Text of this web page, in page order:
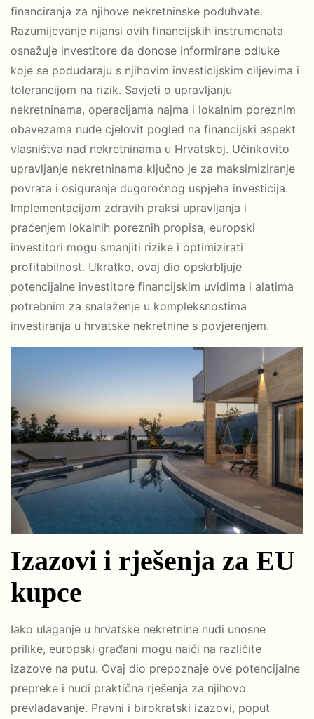
financiranja za njihove nekretninske poduhvate.
Razumijevanje nijansi ovih financijskih instrumenata
osnažuje investitore da donose informirane odluke
koje se podudaraju s njihovim investicijskim ciljevima i
tolerancijom na rizik. Savjeti o upravljanju
nekretninama, operacijama najma i lokalnim poreznim
obavezama nude cjelovit pogled na financijski aspekt
vlasništva nad nekretninama u Hrvatskoj. Učinkovito
upravljanje nekretninama ključno je za maksimiziranje
povrata i osiguranje dugoročnog uspjeha investicija.
Implementacijom zdravih praksi upravljanja i
praćenjem lokalnih poreznih propisa, europski
investitori mogu smanjiti rizike i optimizirati
profitabilnost. Ukratko, ovaj dio opskrbljuje
potencijalne investitore financijskim uvidima i alatima
potrebnim za snalaženje u kompleksnostima
investiranja u hrvatske nekretnine s povjerenjem.
Izazovi i rješenja za EU
kupce
Iako ulaganje u hrvatske nekretnine nudi unosne
prilike, europski građani mogu naići na različite
izazove na putu. Ovaj dio prepoznaje ove potencijalne
prepreke i nudi praktična rješenja za njihovo
prevladavanje. Pravni i birokratski izazovi, poput